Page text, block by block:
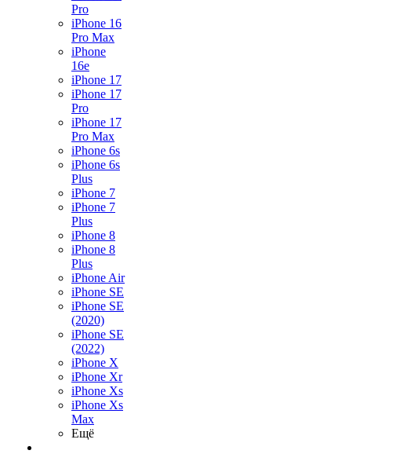
Pro
iPhone 16
Pro Max
iPhone
16e
iPhone 17
iPhone 17
Pro
iPhone 17
Pro Max
iPhone 6s
iPhone 6s
Plus
iPhone 7
iPhone 7
Plus
iPhone 8
iPhone 8
Plus
iPhone Air
iPhone SE
iPhone SE
(2020)
iPhone SE
(2022)
iPhone X
iPhone Xr
iPhone Xs
iPhone Xs
Max
Ещё